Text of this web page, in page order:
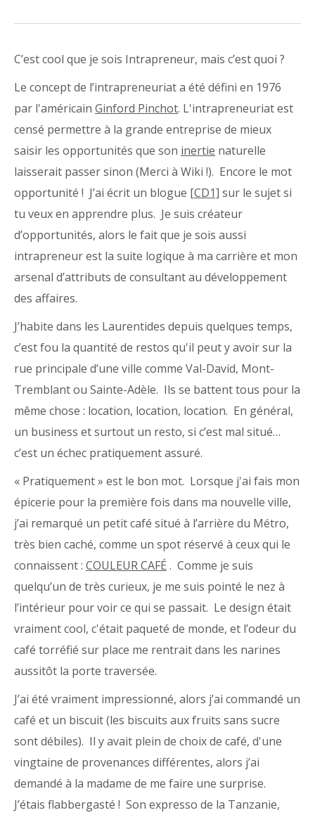
C’est cool que je sois Intrapreneur, mais c’est quoi ?
Le concept de l’intrapreneuriat a été défini en 1976
par l'américain Ginford Pinchot. L'intrapreneuriat est
censé permettre à la grande entreprise de mieux
saisir les opportunités que son inertie naturelle
laisserait passer sinon (Merci à Wiki !). Encore le mot
opportunité ! J’ai écrit un blogue [CD1] sur le sujet si
tu veux en apprendre plus. Je suis créateur
d’opportunités, alors le fait que je sois aussi
intrapreneur est la suite logique à ma carrière et mon
arsenal d’attributs de consultant au développement
des affaires.
J’habite dans les Laurentides depuis quelques temps,
c’est fou la quantité de restos qu'il peut y avoir sur la
rue principale d’une ville comme Val-David, Mont-
Tremblant ou Sainte-Adèle. Ils se battent tous pour la
même chose : location, location, location. En général,
un business et surtout un resto, si c’est mal situé…
c’est un échec pratiquement assuré.
« Pratiquement » est le bon mot. Lorsque j'ai fais mon
épicerie pour la première fois dans ma nouvelle ville,
j’ai remarqué un petit café situé à l’arrière du Métro,
très bien caché, comme un spot réservé à ceux qui le
connaissent : COULEUR CAFÉ . Comme je suis
quelqu’un de très curieux, je me suis pointé le nez à
l’intérieur pour voir ce qui se passait. Le design était
vraiment cool, c'était paqueté de monde, et l’odeur du
café torréfié sur place me rentrait dans les narines
aussitôt la porte traversée.
J’ai été vraiment impressionné, alors j’ai commandé un
café et un biscuit (les biscuits aux fruits sans sucre
sont débiles). Il y avait plein de choix de café, d'une
vingtaine de provenances différentes, alors j’ai
demandé à la madame de me faire une surprise.
J’étais flabbergasté ! Son expresso de la Tanzanie,